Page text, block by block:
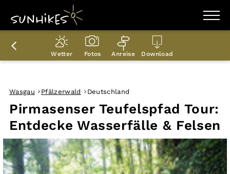
WANDERZIELE
WANDERUNGEN
ENTDECKEN
PLANER
Wetter Fotos Anreise Download
Pirmasenser Teufelspfad Tour:
Entdecke Wasserfälle & Felsen
Wasgau Pfälzerwald Deutschland